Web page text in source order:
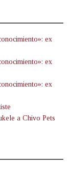
ex
ex
ex
a Chivo Pets